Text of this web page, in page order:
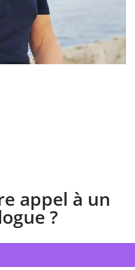
appel à un
?